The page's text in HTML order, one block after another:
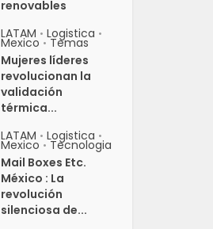
renovables
LATAM • Logistica •
Mexico • Temas
Mujeres líderes
revolucionan la
validación
térmica...
LATAM • Logistica •
Mexico • Tecnologia
Mail Boxes Etc.
México : La
revolución
silenciosa de...